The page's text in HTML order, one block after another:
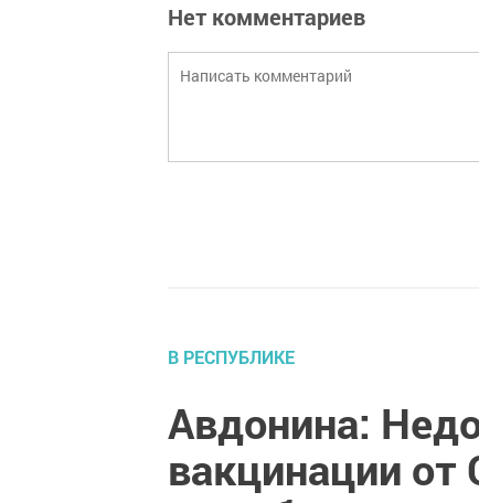
Нет комментариев
В РЕСПУБЛИКЕ
Авдонина:
вакцинации от